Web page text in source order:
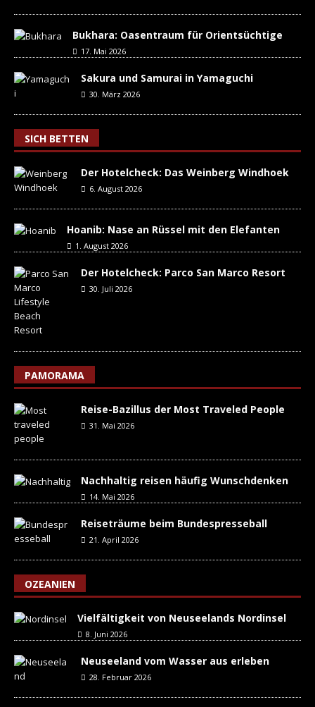
Bukhara: Oasentraum für Orientsüchtige
17. Mai 2026
Sakura und Samurai in Yamaguchi
30. März 2026
SICH BETTEN
Der Hotelcheck: Das Weinberg Windhoek
6. August 2026
Hoanib: Nase an Rüssel mit den Elefanten
1. August 2026
Der Hotelcheck: Parco San Marco Resort
30. Juli 2026
PAMORAMA
Reise-Bazillus der Most Traveled People
31. Mai 2026
Nachhaltig reisen häufig Wunschdenken
14. Mai 2026
Reiseträume beim Bundespresseball
21. April 2026
OZEANIEN
Vielfältigkeit von Neuseelands Nordinsel
8. Juni 2026
Neuseeland vom Wasser aus erleben
28. Februar 2026